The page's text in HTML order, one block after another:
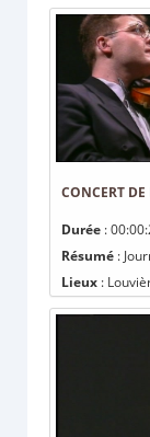
CONCERT
Durée :
Résumé :
Lieux :